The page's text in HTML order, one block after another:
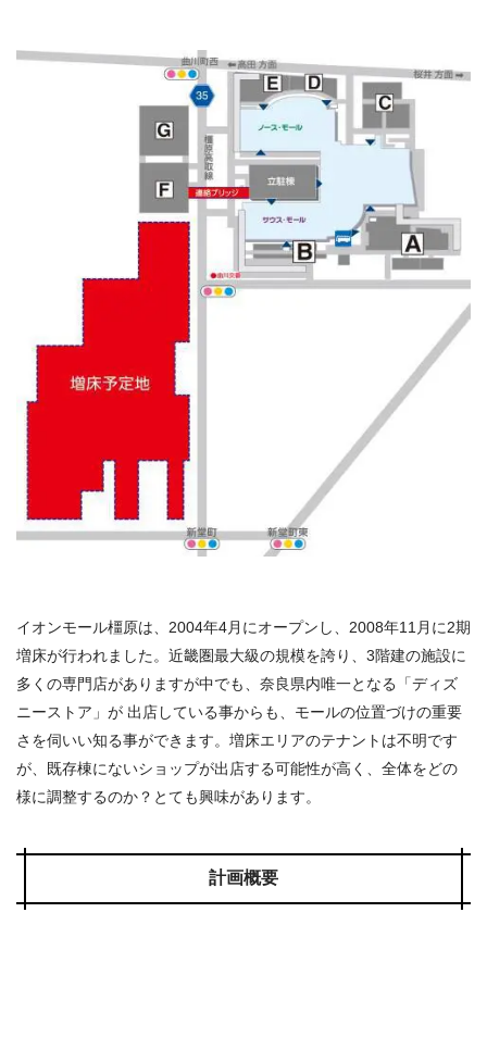
イオンモール橿原は、2004年4月にオープンし、2008年11月に2期
増床が行われました。近畿圏最大級の規模を誇り、3階建の施設に
多くの専門店がありますが中でも、奈良県内唯一となる「ディズ
ニーストア」が 出店している事からも、モールの位置づけの重要
さを伺いい知る事ができます。増床エリアのテナントは不明です
が、既存棟にないショップが出店する可能性が高く、全体をどの
様に調整するのか？とても興味があります。
計画概要